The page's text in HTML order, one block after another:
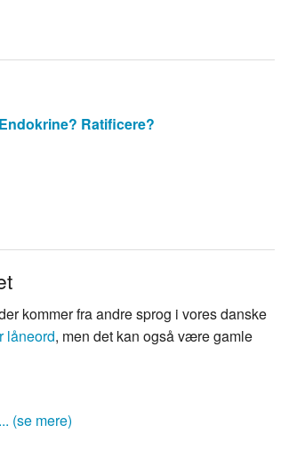
Endokrine? Ratificere?
kommer fra andre sprog i vores danske
låneord, men det kan også være gamle
(se mere)